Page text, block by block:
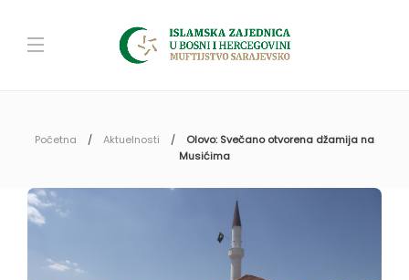
Početna Aktuelnosti
Olovo: Svečano otvorena džamija na
Musićima